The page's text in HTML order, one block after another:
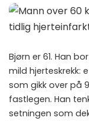
Bjørn er 61. Han
mild hjerteskrekk:
som gikk over på
fastlegen. Han
setningen som